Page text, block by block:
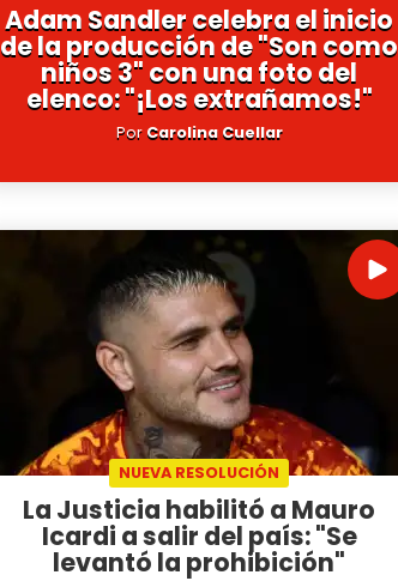
Adam Sandler celebra el inicio
de la producción de "Son como
niños 3" con una foto del
elenco: "¡Los extrañamos!"
Por Carolina Cuellar
NUEVA RESOLUCIÓN
La Justicia habilitó a Mauro
Icardi a salir del país: "Se
levantó la prohibición"